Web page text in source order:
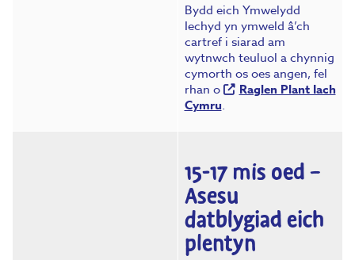
Bydd eich Ymwelydd
Iechyd yn ymweld â’ch
cartref i siarad am
wytnwch teuluol a chynnig
cymorth os oes angen, fel
rhan o
Raglen Plant Iach
Cymru.
15-17 mis oed –
Asesu
datblygiad eich
plentyn